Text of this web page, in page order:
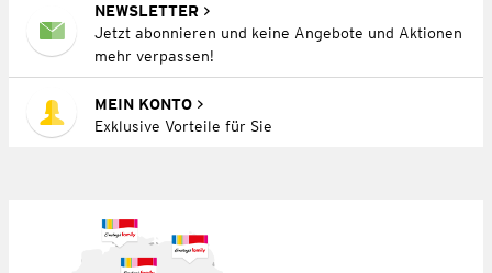
NEWSLETTER
Jetzt abonnieren und keine Angebote und Aktionen
mehr verpassen!
MEIN KONTO
Exklusive Vorteile für Sie